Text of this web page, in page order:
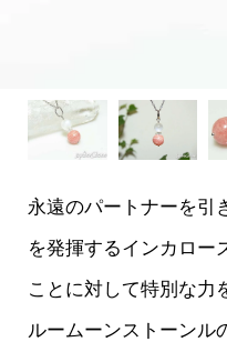
永遠のパートナーを引
を発揮するインカロー
ことに対して特別な力
ルームーンストーンル